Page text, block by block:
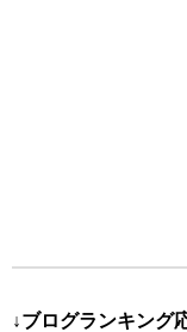
↓ブログランキング